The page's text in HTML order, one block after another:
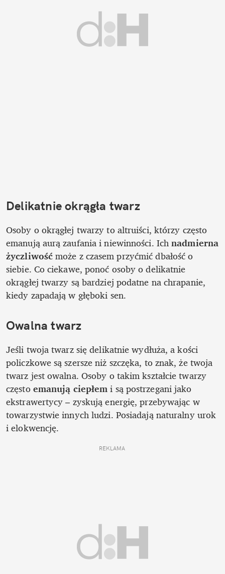
Delikatnie okrągła twarz
Osoby o okrągłej twarzy to altruiści, którzy często
emanują aurą zaufania i niewinności. Ich nadmierna
życzliwość może z czasem przyćmić dbałość o
siebie. Co ciekawe, ponoć osoby o delikatnie
okrągłej twarzy są bardziej podatne na chrapanie,
kiedy zapadają w głęboki sen.
Owalna twarz
Jeśli twoja twarz się delikatnie wydłuża, a kości
policzkowe są szersze niż szczęka, to znak, że twoja
twarz jest owalna. Osoby o takim kształcie twarzy
często emanują ciepłem i są postrzegani jako
ekstrawertycy – zyskują energię, przebywając w
towarzystwie innych ludzi. Posiadają naturalny urok
i elokwencję.
REKLAMA